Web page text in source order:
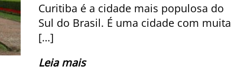
Curitiba é a cidade mais populosa do
Sul do Brasil. É uma cidade com muita
[…]
Leia mais